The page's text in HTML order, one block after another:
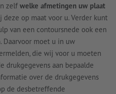
zelf welke afmetingen uw plaat
deze op maat voor u. Verder kunt
van een contoursnede ook een
Daarvoor moet u in uw
die wij voor u moeten
drukgegevens aan bepaalde
over de drukgegevens
de desbetreffende